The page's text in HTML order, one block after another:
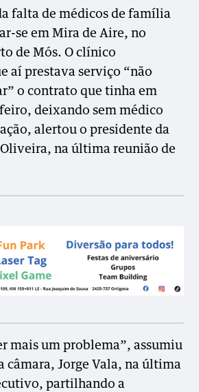
falta de médicos de família
se em Mira de Aire, no
de Mós. O clínico
aí prestava serviço “não
o contrato que tinha em
deixando sem médico
alertou o presidente da
na última reunião de
mais um problema”, assumiu
câmara, Jorge Vala, na última
partilhando a